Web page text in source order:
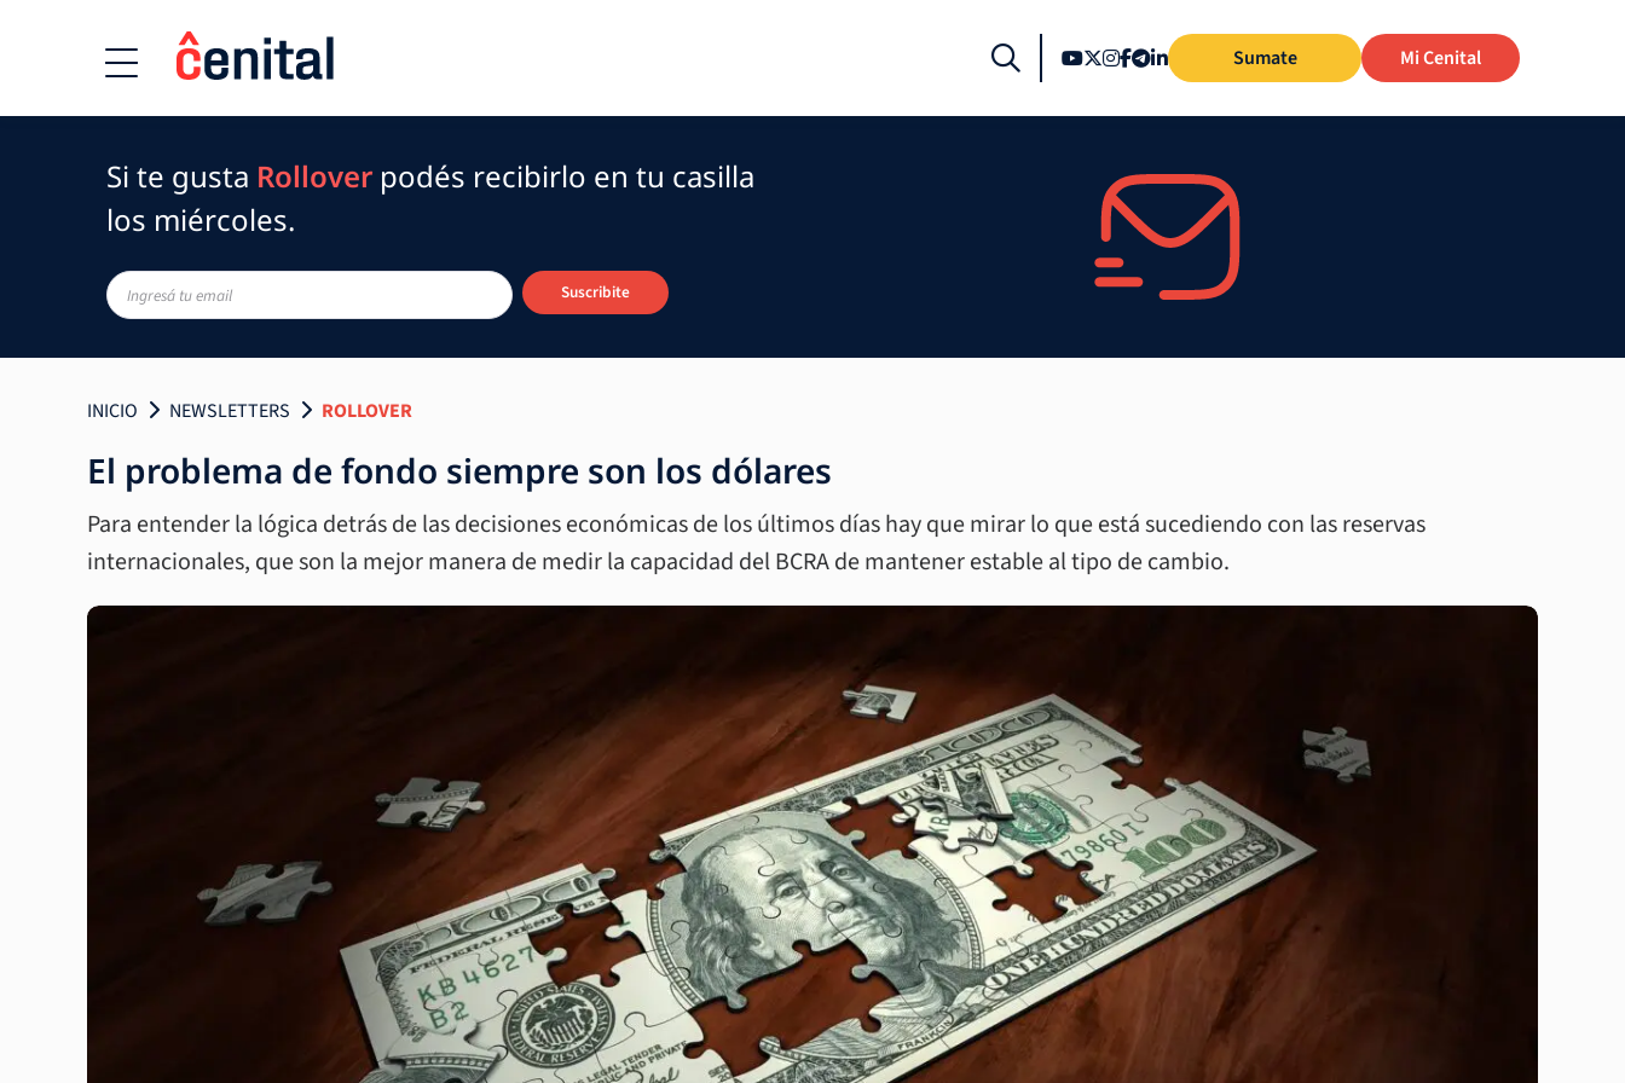
Sumate Mi Cenital
Si te gusta Rollover podés recibirlo en tu casilla
los miércoles.
Suscribite
INICIO NEWSLETTERS ROLLOVER
El problema de fondo siempre son los dólares
Para entender la lógica detrás de las decisiones económicas de los últimos días hay que mirar lo que está sucediendo con las reservas
internacionales, que son la mejor manera de medir la capacidad del BCRA de mantener estable al tipo de cambio.